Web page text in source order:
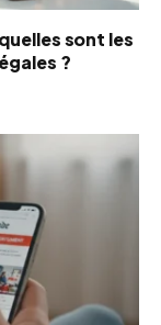
sont les
?